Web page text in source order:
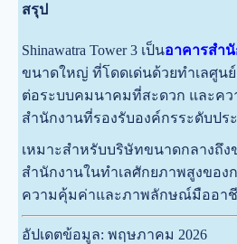
สรุป
Shinawatra Tower 3 เป็นอาคารสำ
ขนาดใหญ่ ที่โดดเด่นด้วยทำเลศูน
ต่อระบบคมนาคมที่สะดวก และค
สำนักงานที่รองรับองค์กรระดับปร
เหมาะสำหรับบริษัทขนาดกลางถึ
สำนักงานในทำเลศักยภาพสูงของ
ความคุ้มค่าและภาพลักษณ์มืออาชี
อัปเดตข้อมูล: พฤษภาคม 2026